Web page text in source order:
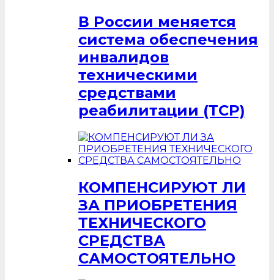
В России меняется
система обеспечения
инвалидов
техническими
средствами
реабилитации (ТСР)
КОМПЕНСИРУЮТ ЛИ
ЗА ПРИОБРЕТЕНИЯ
ТЕХНИЧЕСКОГО
СРЕДСТВА
САМОСТОЯТЕЛЬНО